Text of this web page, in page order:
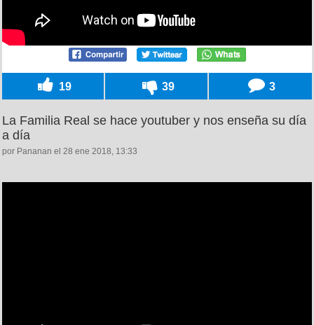
19 39 3
La Familia Real se hace youtuber y nos enseña su día
a día
por Pananan el 28 ene 2018, 13:33